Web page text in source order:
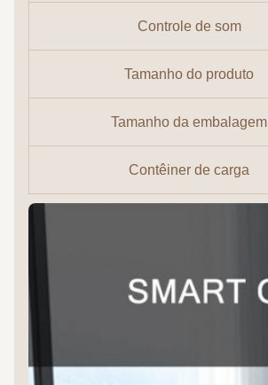
Controle de som
Tamanho do produto
Tamanho da embalagem
Contêiner de carga